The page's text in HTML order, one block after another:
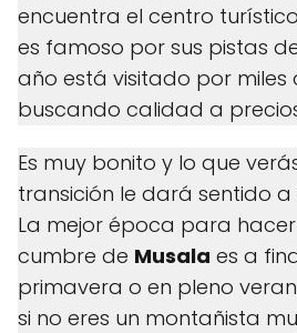
encuentra el centro
es famoso por sus pistas
año está visitado por miles
buscando calidad a
Es muy bonito y lo que
transición le dará sentido a
La mejor época para
cumbre de Musala es a
primavera o en pleno
si no eres un montañista